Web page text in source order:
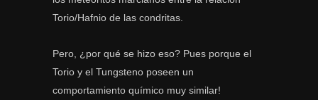
Torio/Hafnio de las condritas.
Pero, ¿por qué se hizo eso? Pues porque el
Torio y el Tungsteno poseen un
comportamiento químico muy similar!